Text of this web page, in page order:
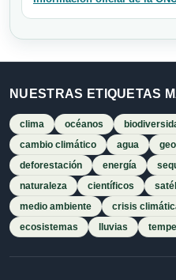
NUESTRAS ETIQUETAS
clima océanos
cambio climático
agua
deforestación
energía
naturaleza
científicos
medio ambiente
crisis
ecosistemas
lluvias